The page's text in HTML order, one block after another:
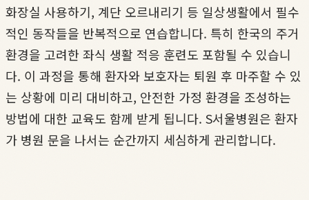
화장실 사용하기, 계단 오르내리기 등 일상생활에서 필수
적인 동작들을 반복적으로 연습합니다. 특히 한국의 주거
환경을 고려한 좌식 생활 적응 훈련도 포함될 수 있습니
다. 이 과정을 통해 환자와 보호자는 퇴원 후 마주할 수 있
는 상황에 미리 대비하고, 안전한 가정 환경을 조성하는
방법에 대한 교육도 함께 받게 됩니다. S서울병원은 환자
가 병원 문을 나서는 순간까지 세심하게 관리합니다.